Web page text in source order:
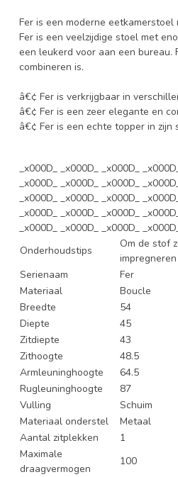
Fer is een moderne
Fer is een veelzijdige stoel met
een leukerd voor aan een
combineren is.
â€¢ Fer is verkrijgbaar in
â€¢ Fer is een zeer elegante en
â€¢ Fer is een echte topper in zijn
_x000D_ _x000D_ _x000D_
_x000D_ _x000D_ _x000D_
_x000D_ _x000D_ _x000D_
_x000D_ _x000D_ _x000D_
_x000D_ _x000D_ _x000D_
Onderhoudstips
Om de stof
Serienaam
Fer
Materiaal
Boucle
Breedte
54
Diepte
45
Zitdiepte
43
Zithoogte
48.5
Armleuninghoogte
64.5
Rugleuninghoogte
87
Vulling
Schuim
Materiaal onderstel
Metaal
Aantal zitplekken
1
Maximale
draagvermogen
100